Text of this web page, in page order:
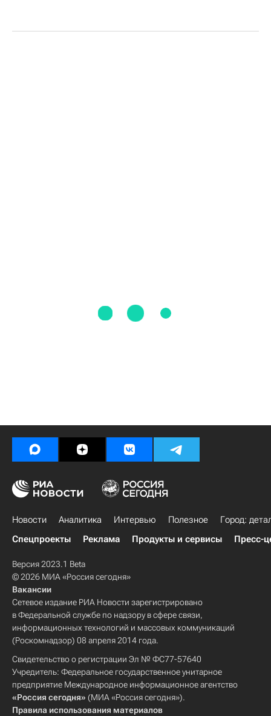
Новости Аналитика Интервью Полезное
Город:
Спецпроекты
Реклама Продукты и сервисы Пресс-
Версия 2023.1 Beta
© 2026 МИА «Россия сегодня»
Вакансии
Сетевое издание РИА Новости зарегистрировано
в Федеральной службе по надзору в сфере связи,
информационных технологий и массовых коммуникаций
(Роскомнадзор) 08 апреля 2014 года.
Свидетельство о регистрации Эл № ФС77-57640
Учредитель: Федеральное государственное унитарное
предприятие Международное информационное агентство
«Россия сегодня» (МИА «Россия сегодня»).
Правила использования материалов